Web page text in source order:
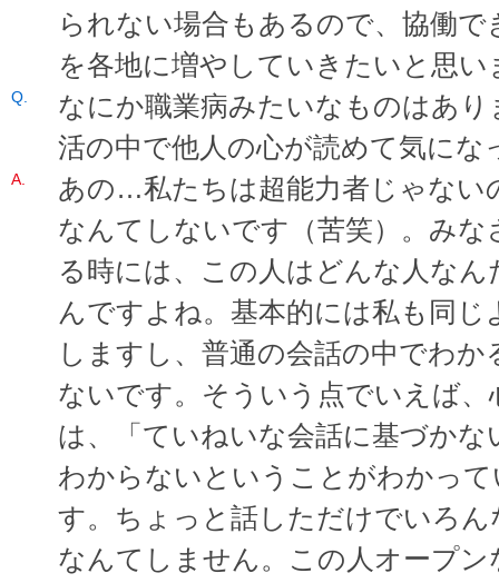
られない場合もあるので、協働
を各地に増やしていきたいと思い
なにか職業病みたいなものはあ
活の中で他人の心が読めて気に
あの…私たちは超能力者じゃない
なんてしないです（苦笑）。み
る時には、この人はどんな人な
んですよね。基本的には私も同
しますし、普通の会話の中でわ
ないです。そういう点でいえば
は、「ていねいな会話に基づか
わからないということがわかっ
す。ちょっと話しただけでいろ
なんてしません。この人オープ